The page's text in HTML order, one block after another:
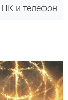
ПК и телефон